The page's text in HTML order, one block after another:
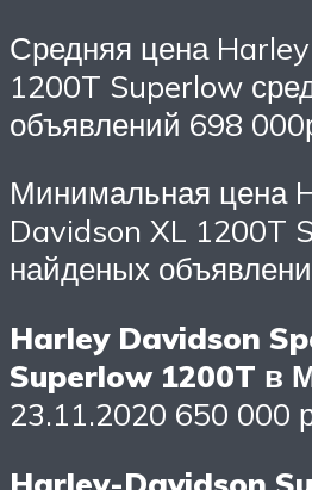
Средняя цена
1200T Superlow
объявлений 698
Минимальная цена
Davidson XL 1200T
найденых
Harley Davidson
Superlow 1200T в
23.11.2020 650 000
Harley-Davidson